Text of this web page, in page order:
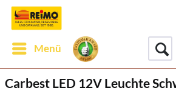
Menü
Carbest LED 12V Leuchte